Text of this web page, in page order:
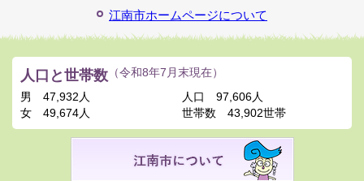
江南市ホームページについて
人口と世帯数 （令和8年7月末現在）
男
47,932人
女
49,674人
人口
97,606人
世帯数
43,902世帯